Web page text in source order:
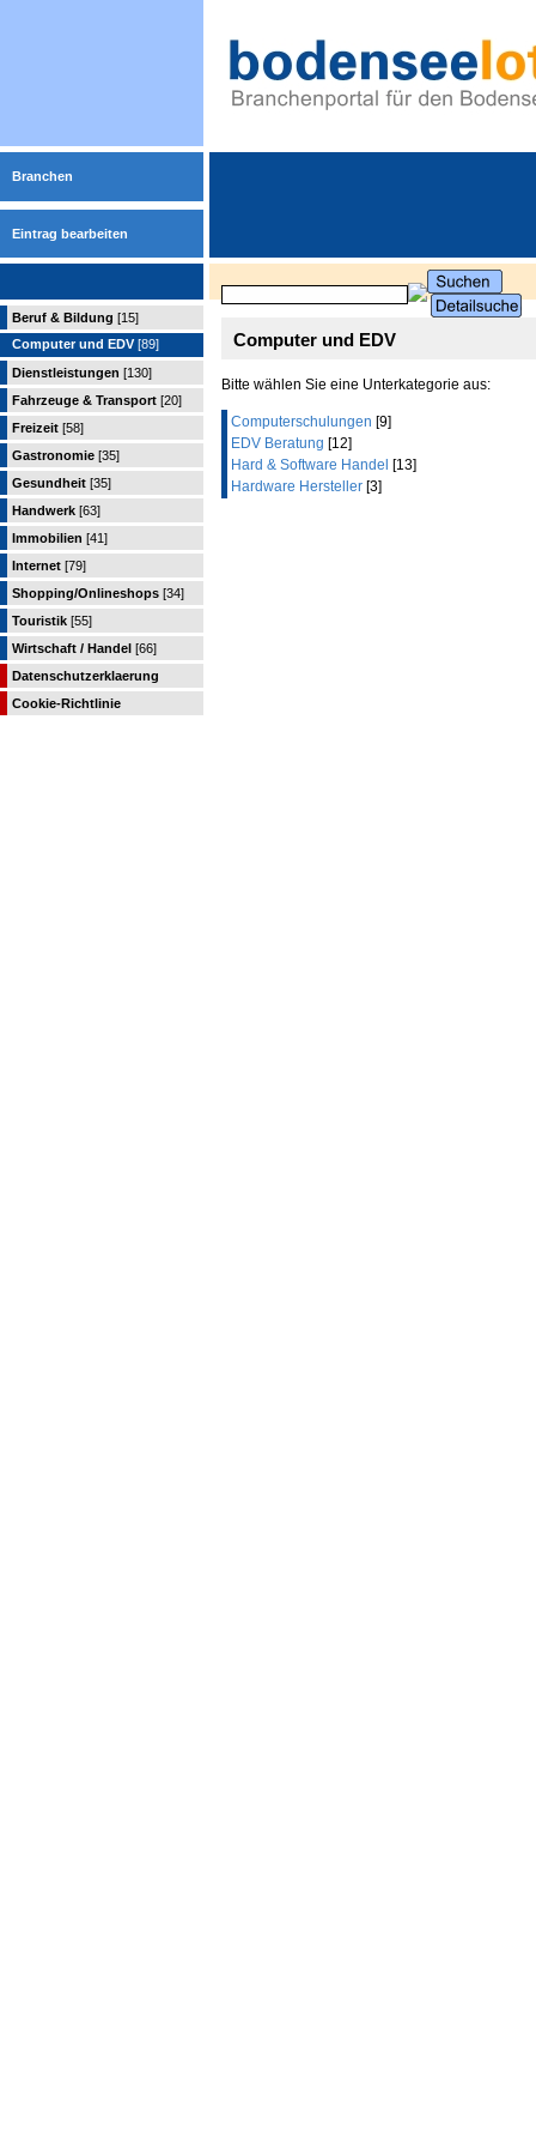
Branchen
Eintrag bearbeiten
Beruf & Bildung [15]
Computer und EDV[89]
Dienstleistungen [130]
Fahrzeuge & Transport [20]
Freizeit [58]
Gastronomie [35]
Gesundheit [35]
Handwerk [63]
Immobilien [41]
Internet [79]
Shopping/Onlineshops [34]
Touristik [55]
Wirtschaft / Handel [66]
Datenschutzerklaerung
Cookie-Richtlinie
Computer und EDV
Bitte wählen Sie eine Unterkategorie aus:
Computerschulungen [9]
EDV Beratung [12]
Hard & Software Handel [13]
Hardware Hersteller [3]